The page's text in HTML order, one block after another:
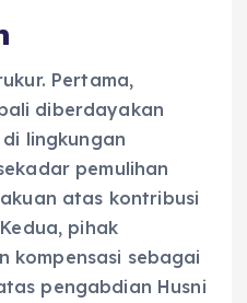
Pertama,
diberdayakan
lingkungan
pemulihan
atas kontribusi
pihak
kompensasi sebagai
pengabdian Husni